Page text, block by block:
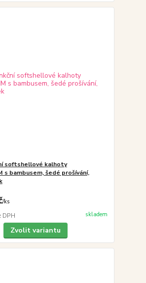
softshellové kalhoty
s bambusem, šedé prošívání,
/ks
DPH skladem
Zvolit variantu